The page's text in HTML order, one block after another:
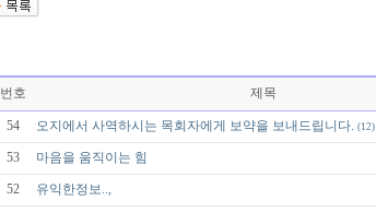
번호 제목
54 오지에서 사역하시는 목회자에게 보약을 보내드립니다. (12)
53 마음을 움직이는 힘
52 유익한정보..,